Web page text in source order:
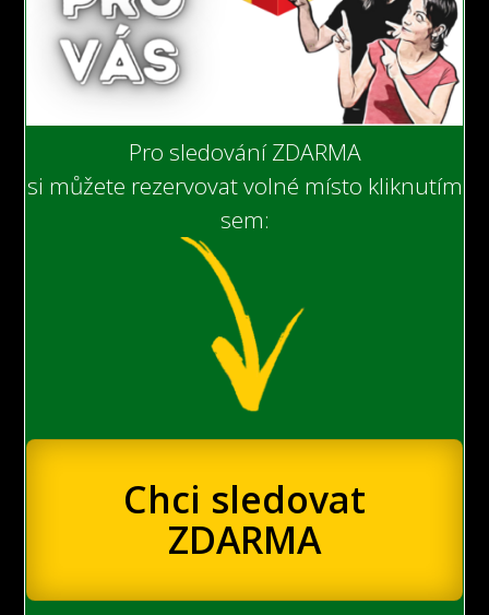
Pro sledování ZDARMA
si můžete rezervovat volné místo kliknutím
sem:
Chci sledovat
ZDARMA